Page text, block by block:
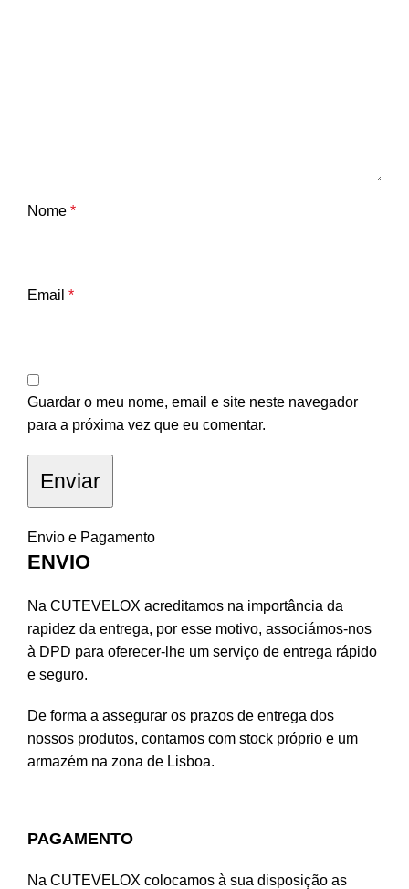
Nome *
Email *
Guardar o meu nome, email e site neste navegador
para a próxima vez que eu comentar.
Envio e Pagamento
ENVIO
Na CUTEVELOX acreditamos na importância da
rapidez da entrega, por esse motivo, associámos-nos
à DPD para oferecer-lhe um serviço de entrega rápido
e seguro.
De forma a assegurar os prazos de entrega dos
nossos produtos, contamos com stock próprio e um
armazém na zona de Lisboa.
PAGAMENTO
Na CUTEVELOX colocamos à sua disposição as